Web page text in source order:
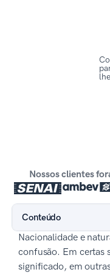
Nossos clientes
Conteúdo
Nacionalidade e
confusão. Em certas
significado, em